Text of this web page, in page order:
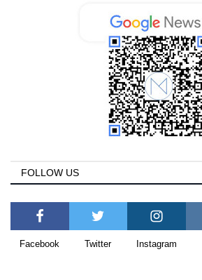
FOLLOW US
Facebook Twitter Instagram